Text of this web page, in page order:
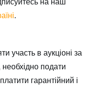
.
участь в аукціоні за
подати
гарантійний і